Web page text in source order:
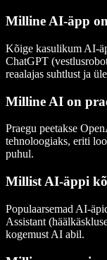
Milline AI-äpp
Kõige kasulikum AI-
ChatGPT
reaalajas suhtlust ja
Milline AI on
Praegu peetakse
tehnoloogiaks, eriti
puhul.
Millist AI-äppi
Populaarsemad AI-
Assistant
kogemust AI abil.